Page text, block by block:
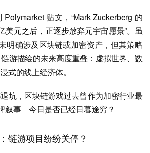
贴文，“Mark Zuckerberg 的
美元之后，正逐步放弃元宇宙愿景”。虽
明确涉及区块链或加密资产，但其策略
游描绘的未来高度重叠：虚拟世界、数
式的线上经济体。
坑，区块链游戏过去曾作为加密行业最
叙事，今日是否已经日暮途穷？
链游项目纷纷关停？